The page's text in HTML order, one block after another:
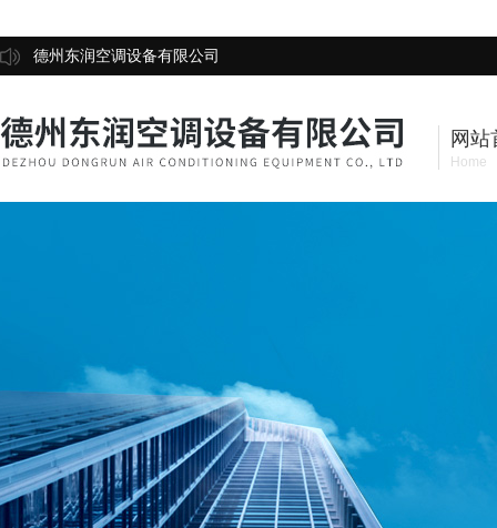
德州东润空调设备有限公司
网站
Home